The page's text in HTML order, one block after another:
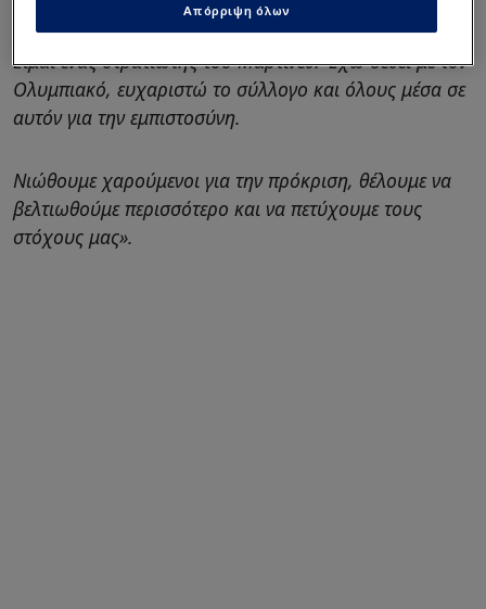
Είμαι ένας στρατιώτης του Μαρτίνεθ. Έχω δεθεί με τον
Ολυμπιακό, ευχαριστώ το σύλλογο και όλους μέσα σε
αυτόν για την εμπιστοσύνη.
Νιώθουμε χαρούμενοι για την πρόκριση, θέλουμε να
βελτιωθούμε περισσότερο και να πετύχουμε τους
στόχους μας».
Απόρριψη όλων